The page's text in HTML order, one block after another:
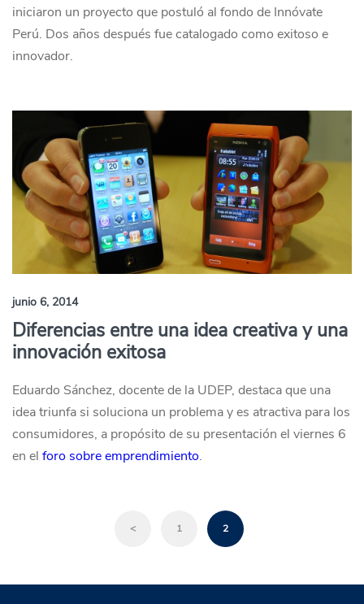
iniciaron un proyecto que postuló al fondo de Innóvate
Perú. Dos años después fue catalogado como exitoso e
innovador.
junio 6, 2014
Diferencias entre una idea creativa y una
innovación exitosa
Eduardo Sánchez, docente de la UDEP, destaca que una
idea triunfa si soluciona un problema y es atractiva para los
consumidores, a propósito de su presentación el viernes 6
en el foro sobre emprendimiento.
< 1 2